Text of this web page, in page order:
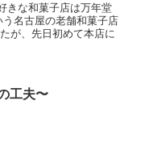
きな和菓子店は万年堂
名古屋の老舗和菓子店
が、先日初めて本店に
工夫〜